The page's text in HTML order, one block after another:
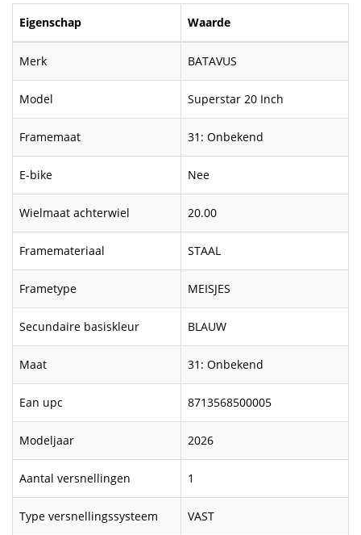
Eigenschap Waarde
Merk BATAVUS
Model Superstar 20 Inch
Framemaat 31: Onbekend
E-bike Nee
Wielmaat achterwiel 20.00
Framemateriaal STAAL
Frametype MEISJES
Secundaire basiskleur BLAUW
Maat 31: Onbekend
Ean upc 8713568500005
Modeljaar 2026
Aantal versnellingen 1
Type versnellingssysteem VAST